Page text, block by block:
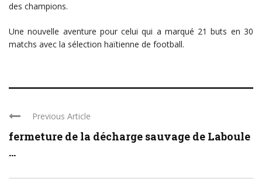
des champions.
Une nouvelle aventure pour celui qui a marqué 21 buts en 30
matchs avec la sélection haïtienne de football.
Previous Article
fermeture de la décharge sauvage de Laboule
...